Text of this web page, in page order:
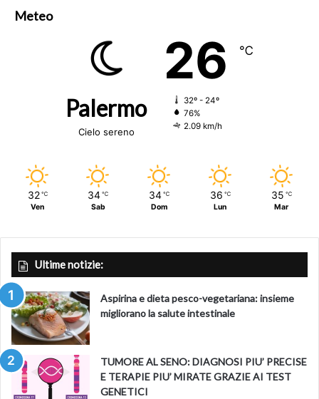
Meteo
Palermo
Cielo sereno
26 ℃
32º - 24º
76%
2.09 km/h
32 ℃
Ven
34 ℃
Sab
34 ℃
Dom
36 ℃
Lun
35 ℃
Mar
Ultime notizie:
Aspirina e dieta pesco-vegetariana: insieme
migliorano la salute intestinale
TUMORE AL SENO: DIAGNOSI PIU’ PRECISE
E TERAPIE PIU’ MIRATE GRAZIE AI TEST
GENETICI